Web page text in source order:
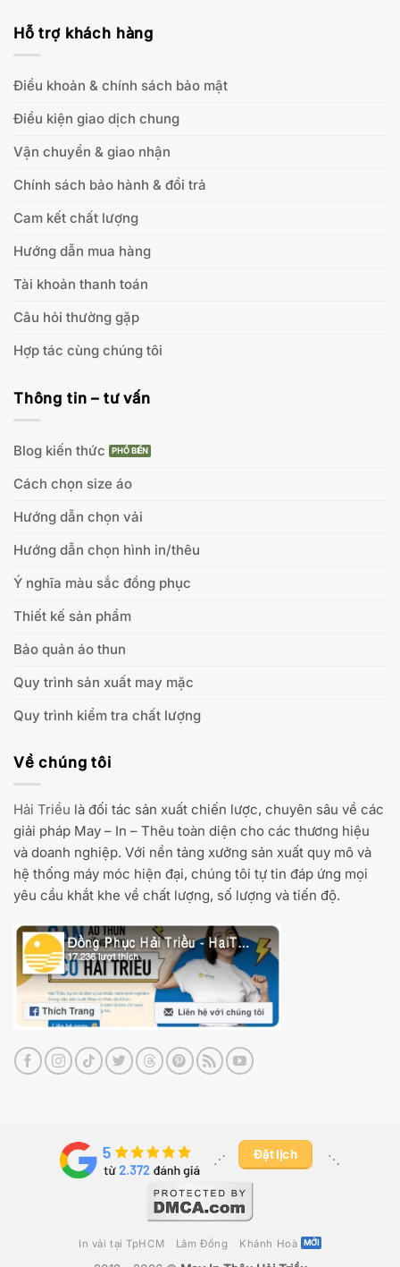
Hỗ trợ khách hàng
Điều khoản & chính sách bảo mật
Điều kiện giao dịch chung
Vận chuyển & giao nhận
Chính sách bảo hành & đổi trả
Cam kết chất lượng
Hướng dẫn mua hàng
Tài khoản thanh toán
Câu hỏi thường gặp
Hợp tác cùng chúng tôi
Thông tin – tư vấn
Blog kiến thức
Cách chọn size áo
Hướng dẫn chọn vải
Hướng dẫn chọn hình in/thêu
Ý nghĩa màu sắc đồng phục
Thiết kế sản phẩm
Bảo quản áo thun
Quy trình sản xuất may mặc
Quy trình kiểm tra chất lượng
Về chúng tôi
Hải Triều là đối tác sản xuất chiến lược, chuyên sâu về các
giải pháp May – In – Thêu toàn diện cho các thương hiệu
và doanh nghiệp. Với nền tảng xưởng sản xuất quy mô và
hệ thống máy móc hiện đại, chúng tôi tự tin đáp ứng mọi
yêu cầu khắt khe về chất lượng, số lượng và tiến độ.
⋰ ​ Đặt lịch ⋱
In vải tại TpHCM Lâm Đồng Khánh Hoà